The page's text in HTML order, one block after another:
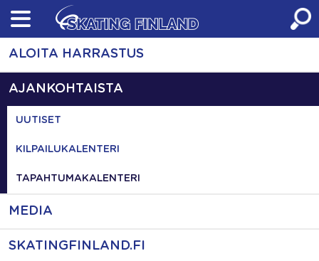
Skip
content
ALOITA HARRASTUS
AJANKOHTAISTA
UUTISET
KILPAILUKALENTERI
TAPAHTUMAKALENTERI
MEDIA
SKATINGFINLAND.FI